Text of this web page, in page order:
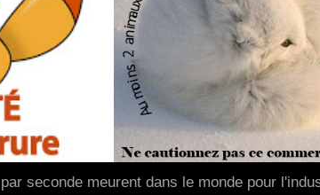
seconde meurent dans le monde pour